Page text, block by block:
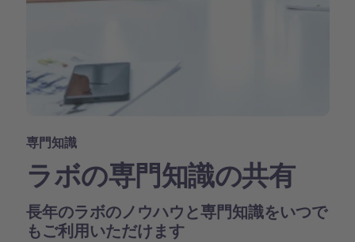
専門知識
ラボの専門知識の共有
長年のラボのノウハウと専門知識をいつで
もご利用いただけます